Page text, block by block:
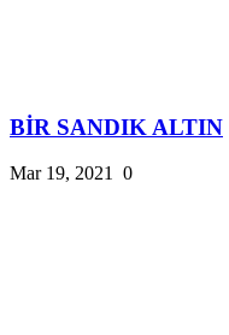
BİR SANDIK ALTIN
Mar 19, 2021 0